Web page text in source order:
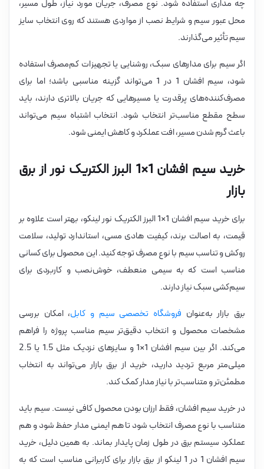
چه مداری استفاده شود. نوع مصرف، جریان مورد نیاز، طول مسیر،
محل عبور سیم و شرایط نصب از مواردی هستند که روی انتخاب سایز
سیم تأثیر می‌گذارند.
اگر سیم برای مدارهای سبک، روشنایی یا تجهیزات کم‌مصرف استفاده
شود، سیم افشان 1 در 1 می‌تواند گزینه مناسبی باشد؛ اما برای
مصرف‌کننده‌های پرقدرت یا مسیرهایی که جریان بالاتری دارند، باید
سطح مقطع مناسب‌تر انتخاب شود. انتخاب اشتباه سیم می‌تواند
باعث گرم شدن مسیر، افت عملکرد و کاهش ایمنی شود.
خرید سیم افشان 1×1 البرز الکتریک نور از برق
بازار
برای خرید سیم افشان 1×1 البرز الکتریک نور لینکو، بهتر است علاوه بر
قیمت، به اصالت برند، کیفیت هادی مسی، استاندارد تولید، سلامت
روکش و تناسب سیم با نوع مصرف توجه کنید. این محصول برای کسانی
مناسب است که به سیمی منعطف، خوش‌نصب و کاربردی برای
سیم‌کشی سبک نیاز دارند.
برق بازار به‌عنوان فروشگاه تخصصی سیم و کابل، امکان بررسی
مشخصات محصول و انتخاب دقیق‌تر سیم مناسب پروژه را فراهم
می‌کند. اگر بین سیم افشان 1×1 و سایزهای نزدیک مثل 1.5 یا 2.5
میلی‌متر مربع تردید دارید، خرید از برق بازار می‌تواند به انتخاب
مطمئن‌تر و متناسب‌تر با نیاز مدار کمک کند.
در خرید سیم افشان، فقط ارزان بودن محصول کافی نیست. سیم باید
متناسب با نوع مصرف انتخاب شود تا هم ایمنی مدار حفظ شود و هم
عملکرد سیستم برق در طول زمان پایدار بماند. به همین دلیل، خرید
سیم افشان 1 در 1 لینکو از برق بازار برای کاربرانی مناسب است که به